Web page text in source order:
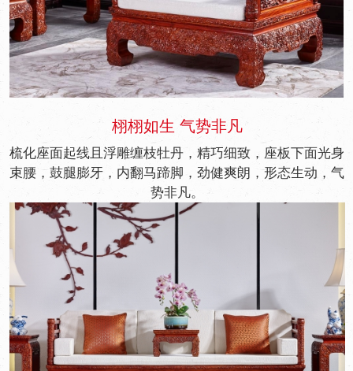
栩栩如生 气势非凡
梳化座面起线且浮雕缠枝牡丹，精巧细致，座板下面光身
束腰，鼓腿膨牙，内翻马蹄脚，劲健爽朗，形态生动，气
势非凡。